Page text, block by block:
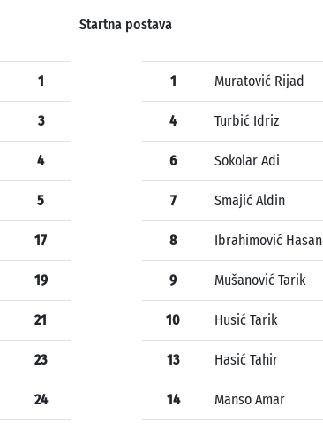
Startna postava
1
3
4
5
17
19
21
23
24
1 Muratović Rijad
4 Turbić Idriz
6 Sokolar Adi
7 Smajić Aldin
8 Ibrahimović Hasan
9 Mušanović Tarik
10 Husić Tarik
13 Hasić Tahir
14 Manso Amar